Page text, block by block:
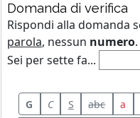
Domanda di verifica
Rispondi alla domanda
parola, nessun numero.
Sei per sette fa...
G C S abc a